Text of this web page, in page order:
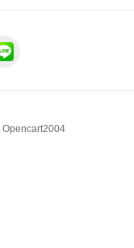
Opencart2004